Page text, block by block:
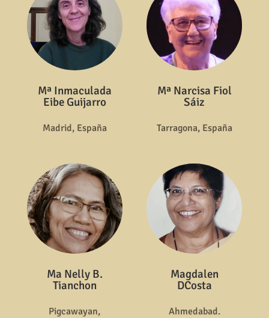
Mª Inmaculada
Eibe Guijarro
Madrid, España
Mª Narcisa Fiol
Sáiz
Tarragona, España
Ma Nelly B.
Tianchon
Pigcawayan,
Magdalen
DCosta
Ahmedabad.